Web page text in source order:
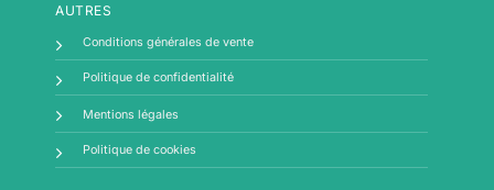
AUTRES
Conditions générales de vente
Politique de confidentialité
Mentions légales
Politique de cookies